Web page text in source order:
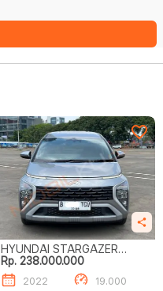
HYUNDAI STARGAZER
PRIME 1.5
Rp. 238.000.000
2022 19.000